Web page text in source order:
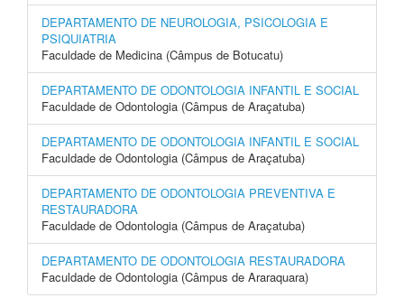
DEPARTAMENTO DE NEUROLOGIA, PSICOLOGIA E
PSIQUIATRIA
Faculdade de Medicina (Câmpus de Botucatu)
DEPARTAMENTO DE ODONTOLOGIA INFANTIL E SOCIAL
Faculdade de Odontologia (Câmpus de Araçatuba)
DEPARTAMENTO DE ODONTOLOGIA INFANTIL E SOCIAL
Faculdade de Odontologia (Câmpus de Araçatuba)
DEPARTAMENTO DE ODONTOLOGIA PREVENTIVA E
RESTAURADORA
Faculdade de Odontologia (Câmpus de Araçatuba)
DEPARTAMENTO DE ODONTOLOGIA RESTAURADORA
Faculdade de Odontologia (Câmpus de Araraquara)